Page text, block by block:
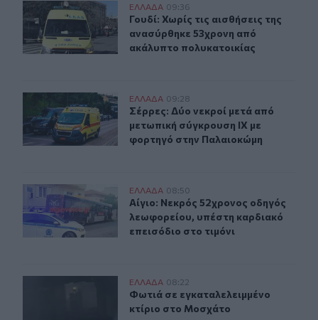
Γουδί: Χωρίς τις αισθήσεις της ανασύρθηκε 53χρονη
ΕΛΛAΔΑ 09:36
Γουδί: Χωρίς τις αισθήσεις της
Γουδί: Χωρίς τις αισθήσεις της
ανασύρθηκε 53χρονη από
ακάλυπτο πολυκατοικίας
Σέρρες: Δύο νεκροί μετά από μετωπική σύγκρουση ΙΧ
ΕΛΛAΔΑ 09:28
Σέρρες: Δύο νεκροί μετά από
Σέρρες: Δύο νεκροί μετά από
μετωπική σύγκρουση ΙΧ με
φορτηγό στην Παλαιοκώμη
Αίγιο: Νεκρός 52χρονος οδηγός λεωφορείου, υπέστη
ΕΛΛAΔΑ 08:50
Αίγιο: Νεκρός 52χρονος οδηγός
Αίγιο: Νεκρός 52χρονος οδηγός
λεωφορείου, υπέστη καρδιακό
επεισόδιο στο τιμόνι
Φωτιά σε εγκαταλελειμμένο κτίριο στο Μοσχάτο
ΕΛΛAΔΑ 08:22
Φωτιά σε εγκαταλελειμμένο
Φωτιά σε εγκαταλελειμμένο
κτίριο στο Μοσχάτο